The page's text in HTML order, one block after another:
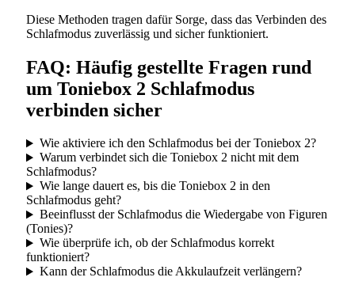
Diese Methoden tragen dafür Sorge, dass das Verbinden des
Schlafmodus zuverlässig und sicher funktioniert.
FAQ: Häufig gestellte Fragen rund
um Toniebox 2 Schlafmodus
verbinden sicher
Wie aktiviere ich den Schlafmodus bei der Toniebox 2?
Warum verbindet sich die Toniebox 2 nicht mit dem
Schlafmodus?
Wie lange dauert es, bis die Toniebox 2 in den
Schlafmodus geht?
Beeinflusst der Schlafmodus die Wiedergabe von Figuren
(Tonies)?
Wie überprüfe ich, ob der Schlafmodus korrekt
funktioniert?
Kann der Schlafmodus die Akkulaufzeit verlängern?